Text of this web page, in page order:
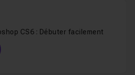
CS6 : Débuter facilement